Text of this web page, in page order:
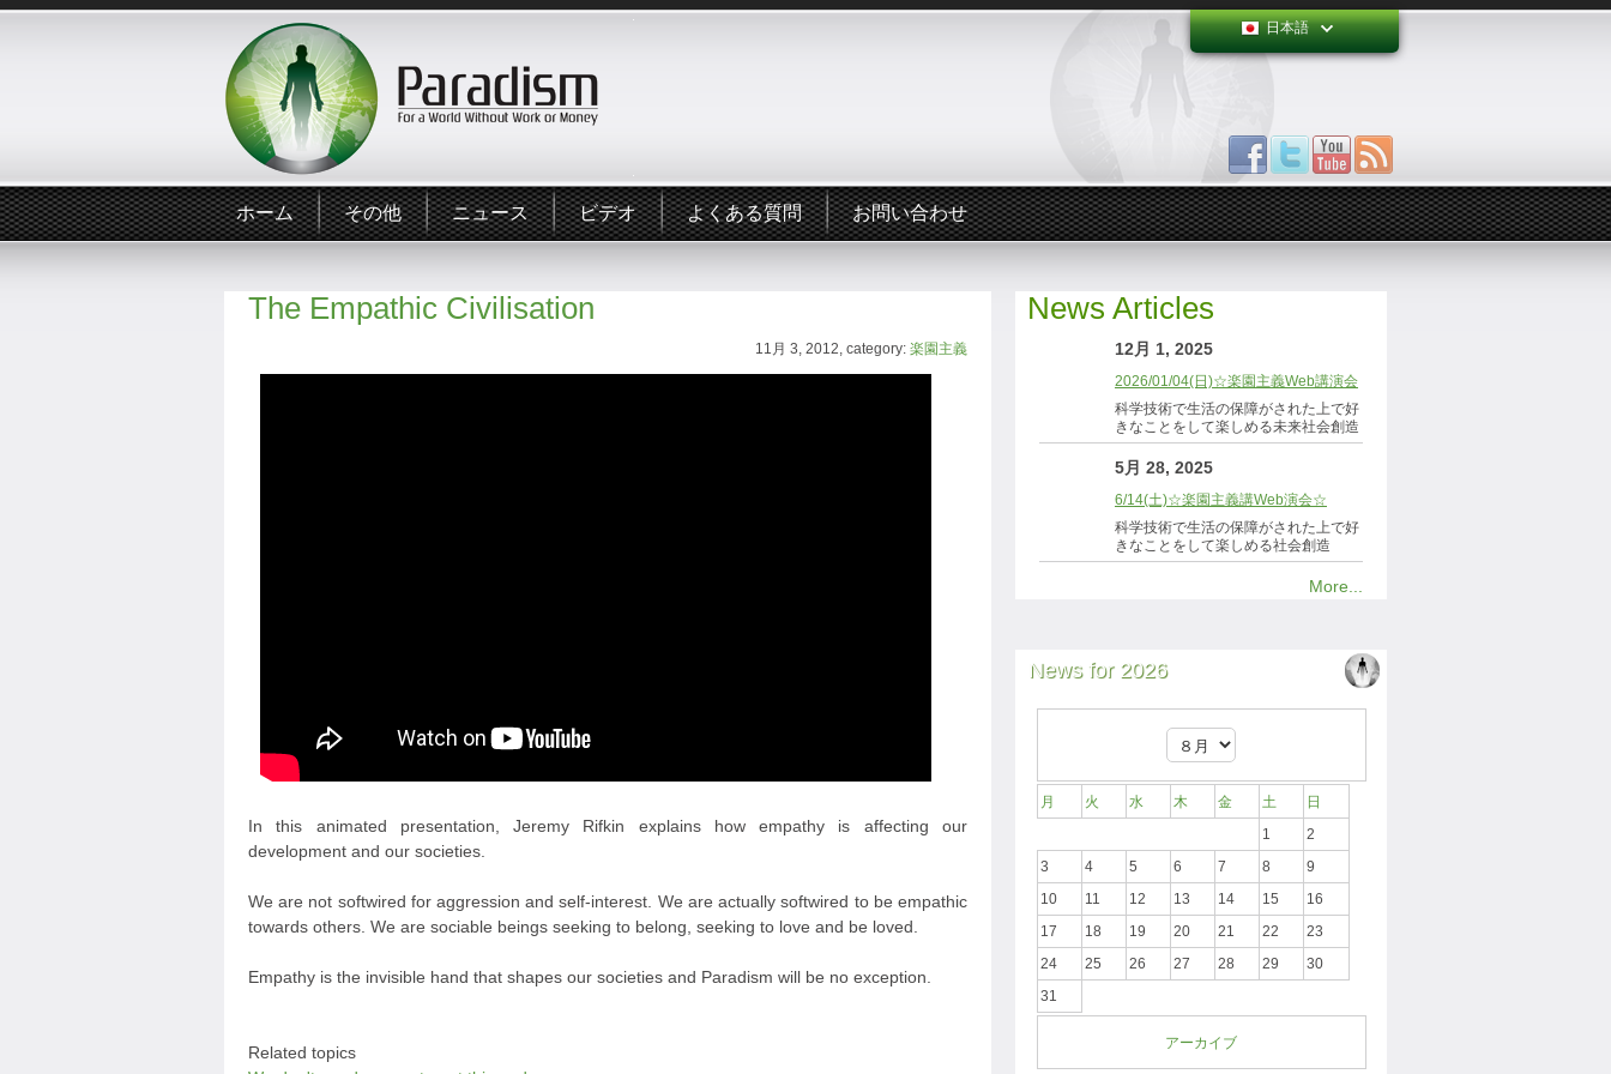
日本語
ホーム その他 ニュース ビデオ よくある質問 お問い合わせ
The Empathic Civilisation
11月 3, 2012, category: 楽園主義
In this animated presentation, Jeremy Rifkin explains how empathy is affecting our
development and our societies.
We are not softwired for aggression and self-interest. We are actually softwired to be empathic
towards others. We are sociable beings seeking to belong, seeking to love and be loved.
Empathy is the invisible hand that shapes our societies and Paradism will be no exception.
Related topics
News Articles
12月 1, 2025
2026/01/04(日)☆楽園主義Web講演会
科学技術で生活の保障がされた上で好
きなことをして楽しめる未来社会創造
5月 28, 2025
6/14(土)☆楽園主義講Web演会☆
科学技術で生活の保障がされた上で好
きなことをして楽しめる社会創造
More...
News for 2026
月 火 水 木 金 土
日
1
2
3
4 5 6 7 8
9
10
11 12 13 14 15
16
17
18 19 20 21 22
23
24
25 26 27 28 29
30
31
アーカイブ